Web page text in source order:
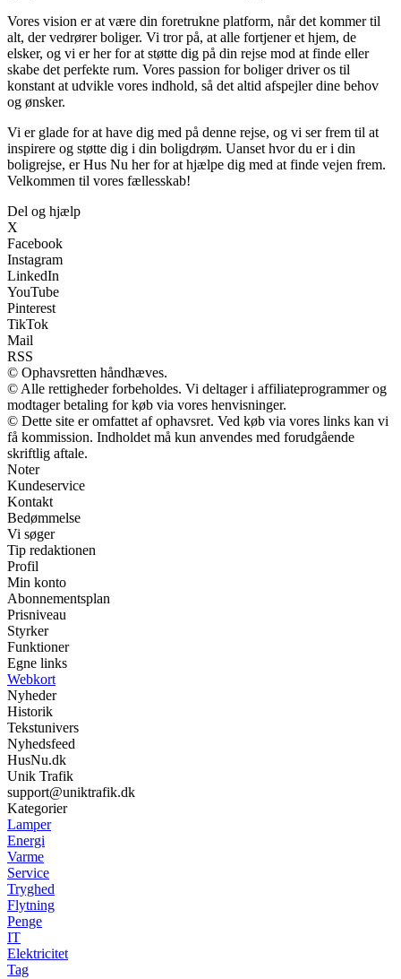
Vores vision er at være din foretrukne platform, når det kommer til
alt, der vedrører boliger. Vi tror på, at alle fortjener et hjem, de
elsker, og vi er her for at støtte dig på din rejse mod at finde eller
skabe det perfekte rum. Vores passion for boliger driver os til
konstant at udvikle vores indhold, så det altid afspejler dine behov
og ønsker.
Vi er glade for at have dig med på denne rejse, og vi ser frem til at
inspirere og støtte dig i din boligdrøm. Uanset hvor du er i din
boligrejse, er Hus Nu her for at hjælpe dig med at finde vejen frem.
Velkommen til vores fællesskab!
Del og hjælp
X
Facebook
Instagram
LinkedIn
YouTube
Pinterest
TikTok
Mail
RSS
© Ophavsretten håndhæves.
© Alle rettigheder forbeholdes. Vi deltager i affiliateprogrammer og
modtager betaling for køb via vores henvisninger.
© Dette site er omfattet af ophavsret. Ved køb via vores links kan vi
få kommission. Indholdet må kun anvendes med forudgående
skriftlig aftale.
Noter
Kundeservice
Kontakt
Bedømmelse
Vi søger
Tip redaktionen
Profil
Min konto
Abonnementsplan
Prisniveau
Styrker
Funktioner
Egne links
Webkort
Nyheder
Historik
Tekstunivers
Nyhedsfeed
HusNu.dk
Unik Trafik
support@uniktrafik.dk
Kategorier
Lamper
Energi
Varme
Service
Tryghed
Flytning
Penge
IT
Elektricitet
Tag